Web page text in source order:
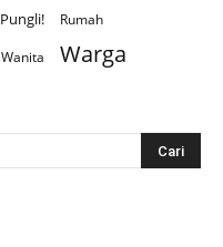
Pungli! Rumah
Wanita Warga